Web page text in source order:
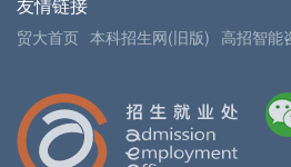
贸大首页 本科招生网(旧版) 高招智能